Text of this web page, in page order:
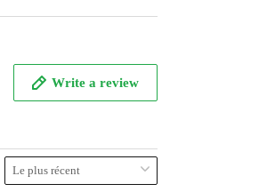
Write a review